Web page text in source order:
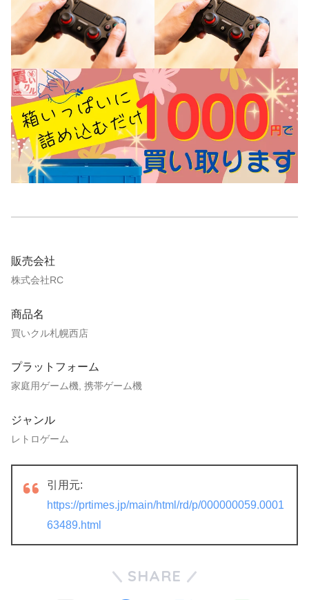
販売会社
株式会社RC
商品名
買いクル札幌西店
プラットフォーム
家庭用ゲーム機, 携帯ゲーム機
ジャンル
レトロゲーム
引用元:
https://prtimes.jp/main/html/rd/p/000000059.0001
63489.html
SHARE